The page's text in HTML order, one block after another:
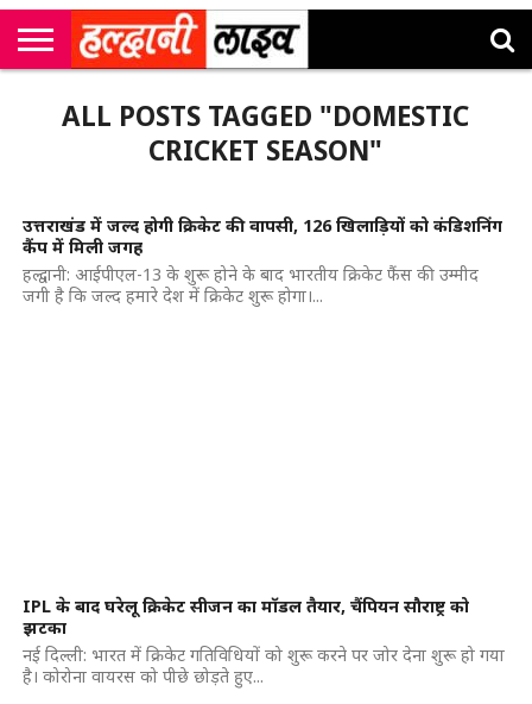
एम
कॉर्नर
उत्तराखंड
न्यूज़
खेल
मनोरंजन
सम्पादकीय
जॉब
अलर्ट्स
ALL POSTS TAGGED "DOMESTIC
CRICKET SEASON"
उत्तराखंड में जल्द होगी क्रिकेट की वापसी, 126 खिलाड़ियों को कंडिशनिंग
कैंप में मिली जगह
हल्द्वानी: आईपीएल-13 के शुरू होने के बाद भारतीय क्रिकेट फैंस की उम्मीद
जगी है कि जल्द हमारे देश में क्रिकेट शुरू होगा।...
IPL के बाद घरेलू क्रिकेट सीजन का मॉडल तैयार, चैंपियन सौराष्ट्र को
झटका
नई दिल्ली: भारत में क्रिकेट गतिविधियों को शुरू करने पर जोर देना शुरू हो गया
है। कोरोना वायरस को पीछे छोड़ते हुए...